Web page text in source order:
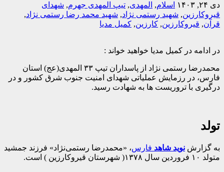
دی ۲۴, ۱۴۰۳ اسلام, المهدی, تیپ المهدی جهرم, شهدای
قیروکارزین, شهید رستمی نژاد, شهید محمد رضا رستمی نژاد,
قرآن, قیروکارزین, کارزین, کمیل مدیا
در ادامه در کمیل مدیا خواهید خواند :
محمدرضا رستمی نژاد از پاسداران تیپ ۳۳ المهدی(عج) استان
فارس، در رزمایش عملیاتی شهدای امنیت جنوب شرق کشور و در
درگیری با تروریست ها به شهادت رسید.
تولد
به گزارش نوید شاهد فارس، «محمدرضا رستمی‌نژاد» فرزند جمشید
متولد ۱۰ فروردین سال ۱۳۷۸( شهرستان قیروکارزین ) است.